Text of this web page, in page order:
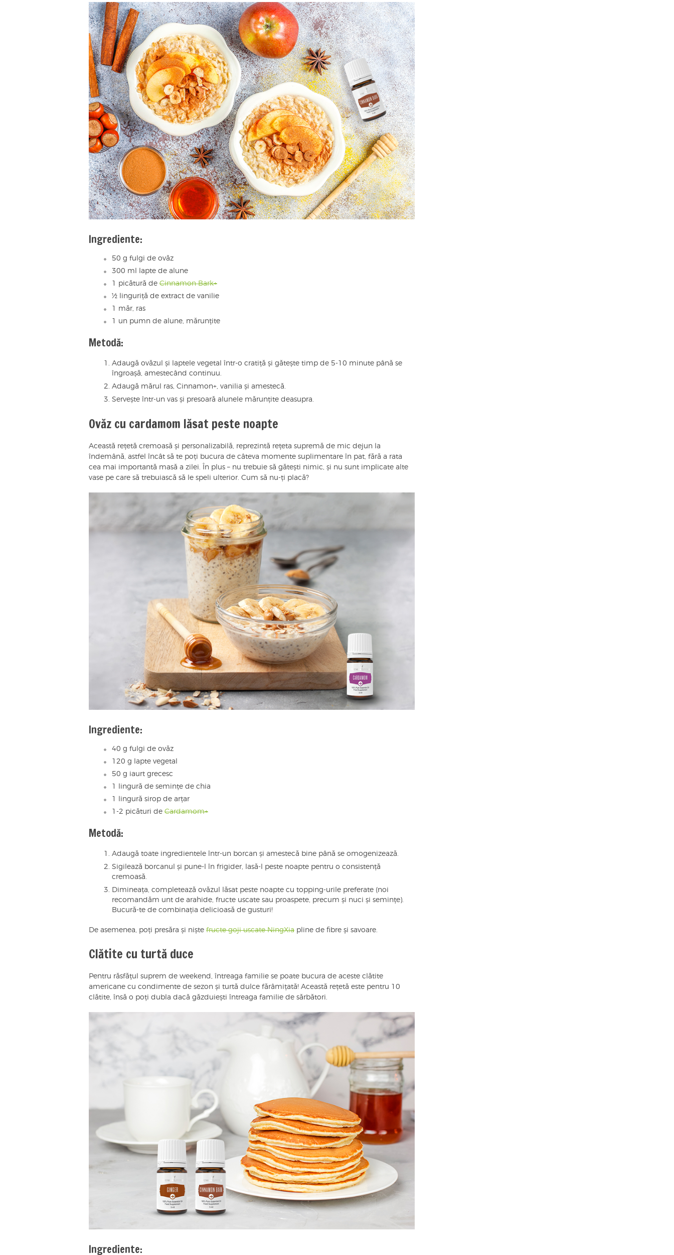
Ingrediente:
50 g fulgi de ovăz
300 ml lapte de alune
1 picătură de Cinnamon Bark+
½ linguriță de extract de vanilie
1 măr, ras
1 un pumn de alune, mărunțite
Metodă:
Adaugă ovăzul și laptele vegetal într-o cratiță și gătește timp de 5-10 minute până se
îngroașă, amestecând continuu.
Adaugă mărul ras, Cinnamon+, vanilia și amestecă.
Servește într-un vas și presoară alunele mărunțite deasupra.
Ovăz cu cardamom lăsat peste noapte
Această rețetă cremoasă și personalizabilă, reprezintă rețeta supremă de mic dejun la
îndemână, astfel încât să te poți bucura de câteva momente suplimentare în pat, fără a rata
cea mai importantă masă a zilei. În plus – nu trebuie să gătești nimic, și nu sunt implicate alte
vase pe care să trebuiască să le speli ulterior. Cum să nu-ți placă?
Ingrediente:
40 g fulgi de ovăz
120 g lapte vegetal
50 g iaurt grecesc
1 lingură de semințe de chia
1 lingură sirop de arțar
1-2 picături de Cardamom+
Metodă:
Adaugă toate ingredientele într-un borcan și amestecă bine până se omogenizează.
Sigilează borcanul și pune-l în frigider, lasă-l peste noapte pentru o consistență
cremoasă.
Dimineața, completează ovăzul lăsat peste noapte cu topping-urile preferate (noi
recomandăm unt de arahide, fructe uscate sau proaspete, precum și nuci și semințe).
Bucură-te de combinația delicioasă de gusturi!
De asemenea, poți presăra și niște fructe goji uscate NingXia pline de fibre și savoare.
Clătite cu turtă duce
Pentru răsfățul suprem de weekend, întreaga familie se poate bucura de aceste clătite
americane cu condimente de sezon și turtă dulce fărâmițată! Această rețetă este pentru 10
clătite, însă o poți dubla dacă găzduiești întreaga familie de sărbători.
Ingrediente: